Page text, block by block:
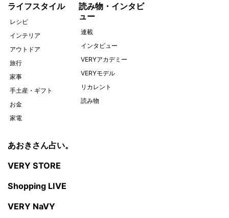
ライフスタイル
レシピ
インテリア
アウトドア
旅行
家事
手土産・ギフト
お金
家電
読み物・インタビ
ュー
連載
インタビュー
VERYアカデミー
VERYモデル
リカレント
読み物
あおきさん占い。
VERY STORE
Shopping LIVE
VERY NaVY